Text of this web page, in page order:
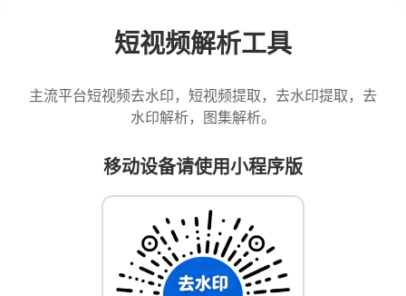
短视频解析工具
主流平台短视频去水印，短视频提取，去水印提取，去
水印解析，图集解析。
移动设备请使用小程序版